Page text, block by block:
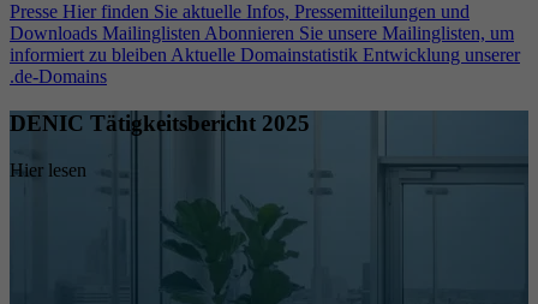
Presse Hier finden Sie aktuelle Infos, Pressemitteilungen und
Downloads Mailinglisten Abonnieren Sie unsere Mailinglisten, um
informiert zu bleiben Aktuelle Domainstatistik Entwicklung unserer
.de-Domains
DENIC Tätigkeitsbericht 2025
Hier lesen